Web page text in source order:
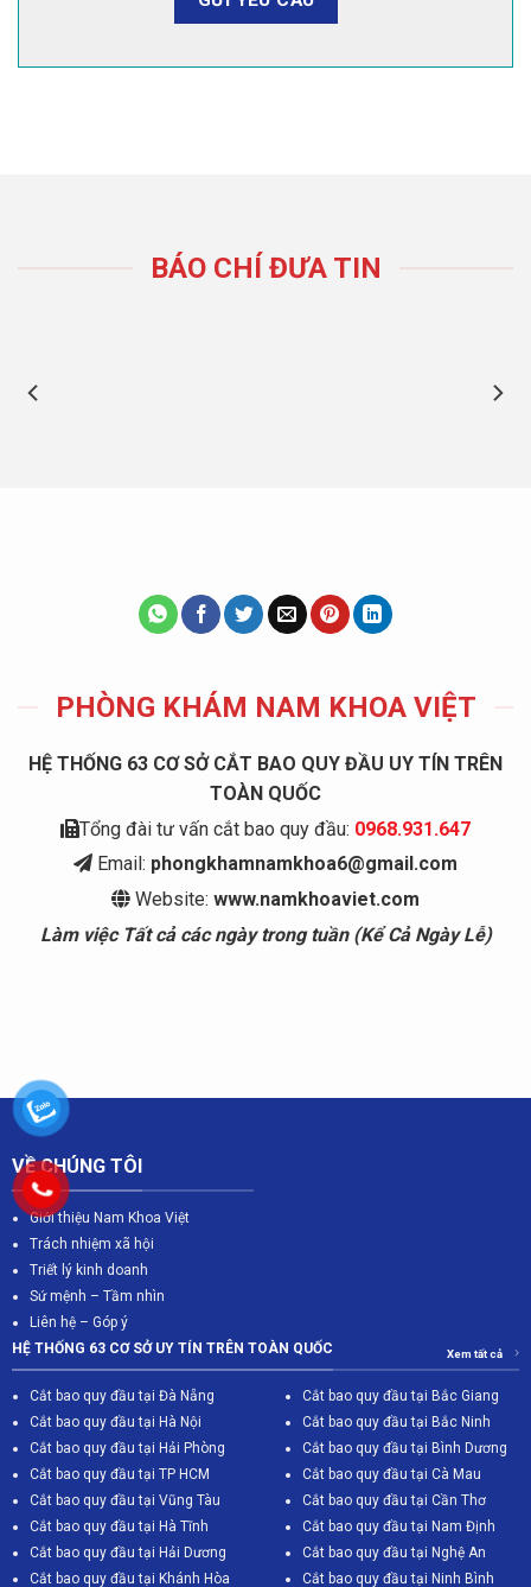
BÁO CHÍ ĐƯA TIN
PHÒNG KHÁM NAM KHOA VIỆT
HỆ THỐNG 63 CƠ SỞ CẮT BAO QUY ĐẦU UY TÍN TRÊN
TOÀN QUỐC
Tổng đài tư vấn cắt bao quy đầu: 0968.931.647
Email: phongkhamnamkhoa6@gmail.com
Website: www.namkhoaviet.com
Làm việc Tất cả các ngày trong tuần (Kể Cả Ngày Lễ)
VỀ CHÚNG TÔI
Giới thiệu Nam Khoa Việt
Trách nhiệm xã hội
Triết lý kinh doanh
Sứ mệnh – Tầm nhìn
Liên hệ – Góp ý
HỆ THỐNG 63 CƠ SỞ UY TÍN TRÊN TOÀN QUỐC
Xem tất cả
Cắt bao quy đầu tại Đà Nẵng
Cắt bao quy đầu tại Hà Nội
Cắt bao quy đầu tại Hải Phòng
Cắt bao quy đầu tại TP HCM
Cắt bao quy đầu tại Vũng Tàu
Cắt bao quy đầu tại Bắc Giang
Cắt bao quy đầu tại Bắc Ninh
Cắt bao quy đầu tại Bình Dương
Cắt bao quy đầu tại Cà Mau
Cắt bao quy đầu tại Cần Thơ
Cắt bao quy đầu tại Hà Tĩnh
Cắt bao quy đầu tại Hải Dương
Cắt bao quy đầu tại Khánh Hòa
Cắt bao quy đầu tại Nam Định
Cắt bao quy đầu tại Nghệ An
Cắt bao quy đầu tại Ninh Bình